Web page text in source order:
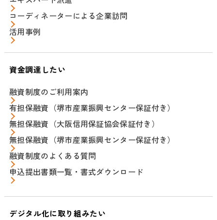
コーディネーターによる企業訪問
活用事例
資金調達したい
融資制度のご利用案内
有担保融資（堺市産業振興センター保証付き）
無担保融資（大阪信用保証協会保証付き）
無担保融資（堺市産業振興センター保証付き）
融資制度のよくある質問
申込提出書類一覧・書式ダウンロード
デジタル化に取り組みたい